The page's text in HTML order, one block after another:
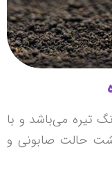
تیره می‌باشد و با
حالت صابونی و